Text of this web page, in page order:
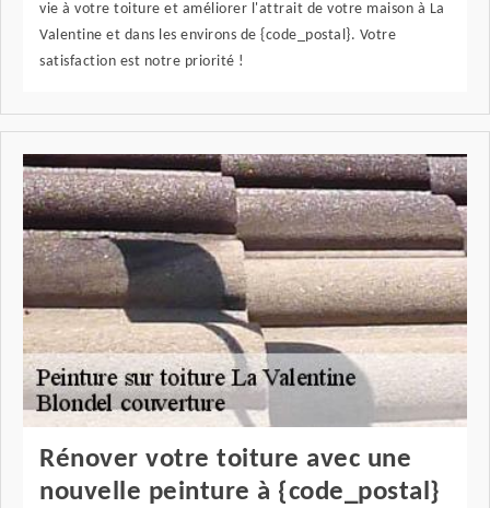
vie à votre toiture et améliorer l'attrait de votre maison à La
Valentine et dans les environs de {code_postal}. Votre
satisfaction est notre priorité !
Rénover votre toiture avec une
nouvelle peinture à {code_postal}